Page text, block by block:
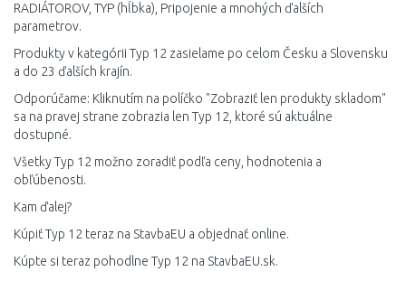
RADIÁTOROV, TYP (hĺbka), Pripojenie a mnohých ďalších
parametrov.
Produkty v kategórii Typ 12 zasielame po celom Česku a Slovensku
a do 23 ďalších krajín.
Odporúčame: Kliknutím na políčko "Zobraziť len produkty skladom"
sa na pravej strane zobrazia len Typ 12, ktoré sú aktuálne
dostupné.
Všetky Typ 12 možno zoradiť podľa ceny, hodnotenia a
obľúbenosti.
Kam ďalej?
Kúpiť Typ 12 teraz na StavbaEU a objednať online.
Kúpte si teraz pohodlne Typ 12 na StavbaEU.sk.